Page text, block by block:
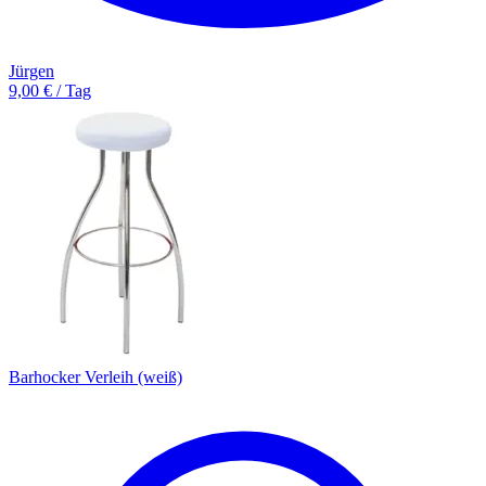
Jürgen
9,00 € / Tag
Barhocker Verleih (weiß)